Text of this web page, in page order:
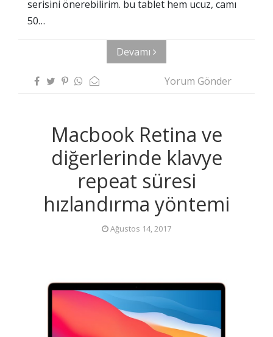
serisini önerebilirim. bu tablet hem ucuz, camı
50…
Devamı
Yorum Gönder
Macbook Retina ve
diğerlerinde klavye
repeat süresi
hızlandırma yöntemi
Ağustos 14, 2017